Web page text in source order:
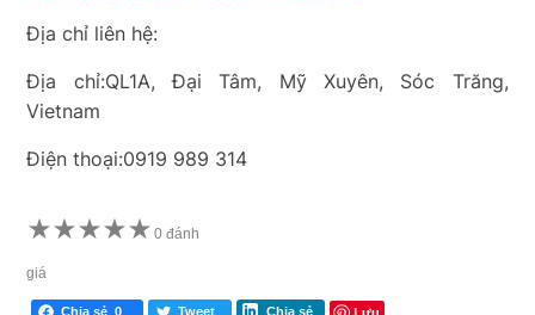
Địa chỉ liên hệ:
Địa chỉ:QL1A, Đại Tâm, Mỹ Xuyên, Sóc Trăng,
Vietnam
Điện thoại:0919 989 314
★★★★★ 0 đánh
giá
Chia sẻ 0 Tweet Chia sẻ